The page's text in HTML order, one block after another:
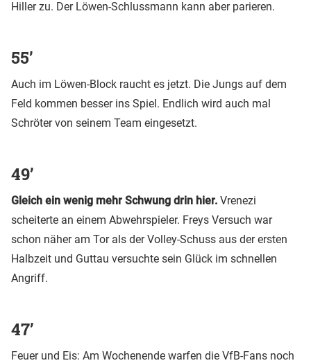
Hiller zu. Der Löwen-Schlussmann kann aber parieren.
55’
Auch im Löwen-Block raucht es jetzt. Die Jungs auf dem
Feld kommen besser ins Spiel. Endlich wird auch mal
Schröter von seinem Team eingesetzt.
49’
Gleich ein wenig mehr Schwung drin hier. Vrenezi
scheiterte an einem Abwehrspieler. Freys Versuch war
schon näher am Tor als der Volley-Schuss aus der ersten
Halbzeit und Guttau versuchte sein Glück im schnellen
Angriff.
47’
Feuer und Eis: Am Wochenende warfen die VfB-Fans noch